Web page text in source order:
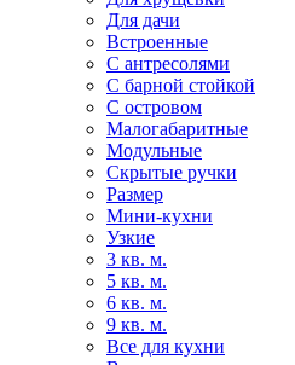
Для дачи
Встроенные
С антресолями
С барной стойкой
С островом
Малогабаритные
Модульные
Скрытые ручки
Размер
Мини-кухни
Узкие
3 кв. м.
5 кв. м.
6 кв. м.
9 кв. м.
Все для кухни